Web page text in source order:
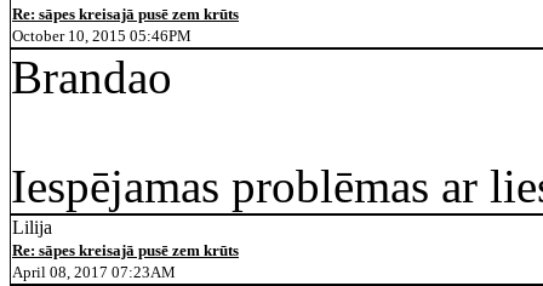
Re: sāpes kreisajā pusē zem krūts
October 10, 2015 05:46PM
Brandao
Iespējamas problēmas ar
Lilija
Re: sāpes kreisajā pusē zem krūts
April 08, 2017 07:23AM